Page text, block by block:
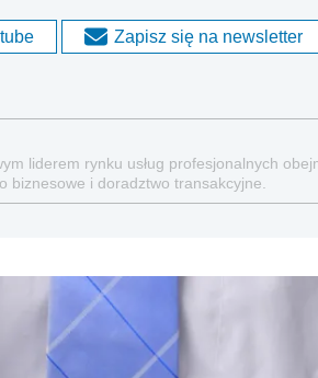
Zapisz się na newsletter
liderem rynku usług profesjonalnych
biznesowe i doradztwo transakcyjne.